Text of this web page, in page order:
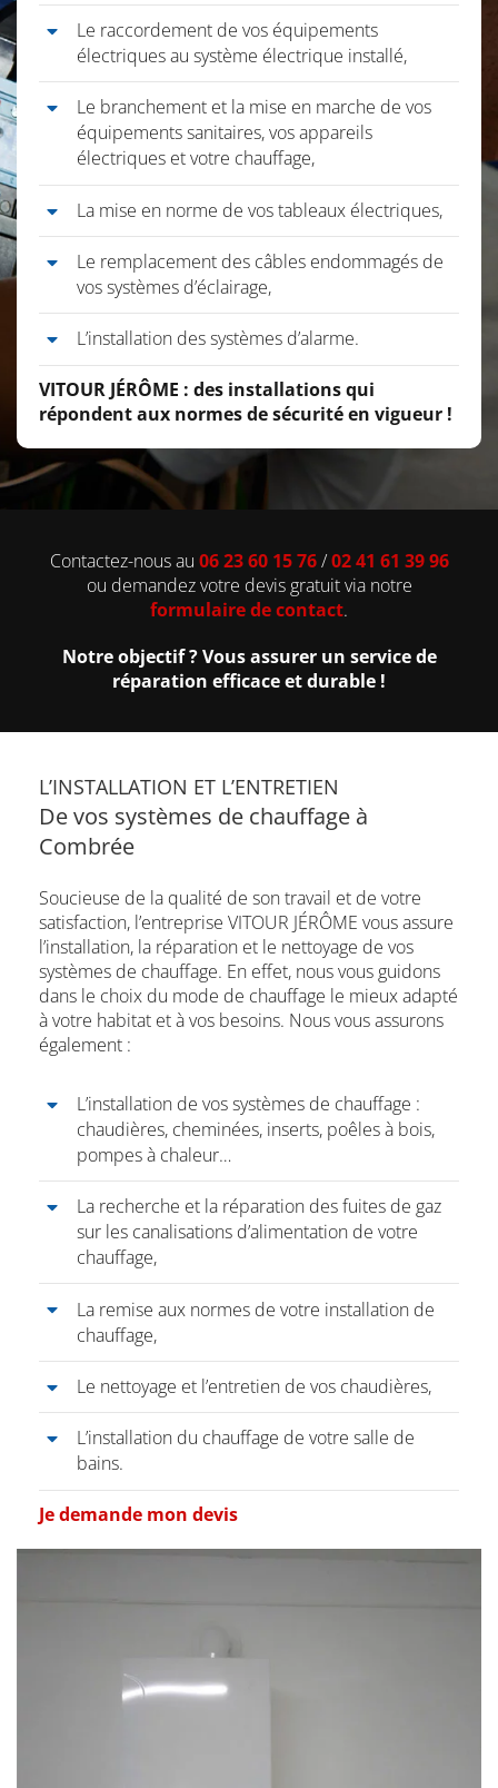
Le raccordement de vos équipements
électriques au système électrique installé,
Le branchement et la mise en marche de vos
équipements sanitaires, vos appareils
électriques et votre chauffage,
La mise en norme de vos tableaux électriques,
Le remplacement des câbles endommagés de
vos systèmes d’éclairage,
L’installation des systèmes d’alarme.
VITOUR JÉRÔME : des installations qui
répondent aux normes de sécurité en vigueur !
Contactez-nous au 06 23 60 15 76/02 41 61 39 96
ou demandez votre devis gratuit via notre
formulaire de contact.
Notre objectif ? Vous assurer un service de
réparation efficace et durable !
L’INSTALLATION ET L’ENTRETIEN
De vos systèmes de chauffage à
Combrée
Soucieuse de la qualité de son travail et de votre
satisfaction, l’entreprise VITOUR JÉRÔME vous assure
l’installation, la réparation et le nettoyage de vos
systèmes de chauffage. En effet, nous vous guidons
dans le choix du mode de chauffage le mieux adapté
à votre habitat et à vos besoins. Nous vous assurons
également :
L’installation de vos systèmes de chauffage :
chaudières, cheminées, inserts, poêles à bois,
pompes à chaleur…
La recherche et la réparation des fuites de gaz
sur les canalisations d’alimentation de votre
chauffage,
La remise aux normes de votre installation de
chauffage,
Le nettoyage et l’entretien de vos chaudières,
L’installation du chauffage de votre salle de
bains.
Je demande mon devis